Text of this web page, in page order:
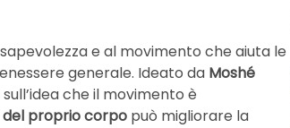
e al movimento che aiuta le
generale. Ideato da Moshé
che il movimento è
proprio corpo può migliorare la